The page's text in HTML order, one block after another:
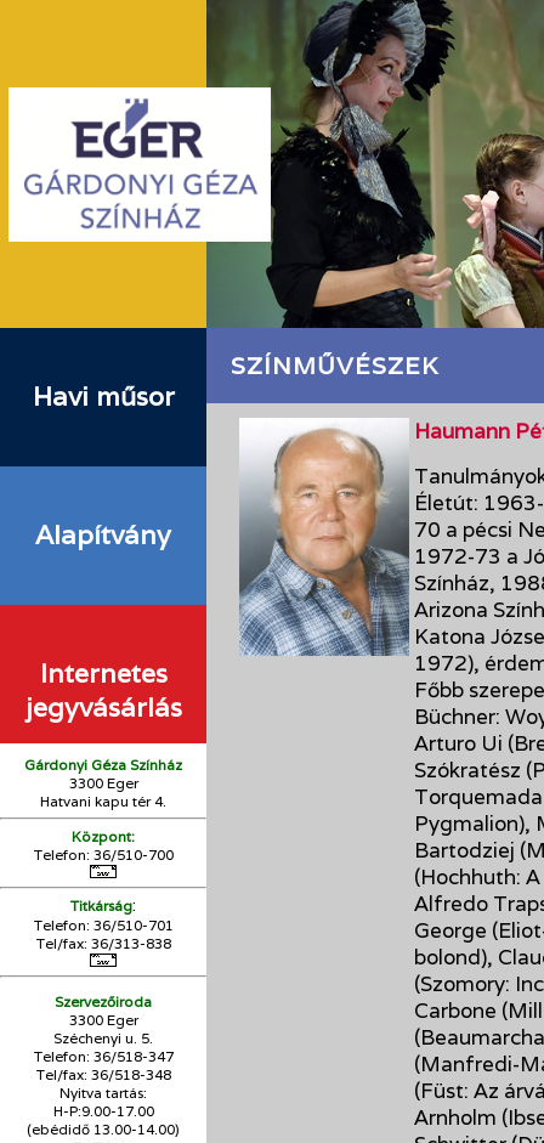
Havi műsor
Alapítvány
Internetes
jegyvásárlás
Gárdonyi Géza Színház
3300 Eger
Hatvani kapu tér 4.
Központ:
Telefon: 36/510-700
Titkárság:
Telefon: 36/510-701
Tel/fax: 36/313-838
Szervezőiroda
3300 Eger
Széchenyi u. 5.
Telefon: 36/518-347
Tel/fax: 36/518-348
Nyitva tartás:
H-P:9.00-17.00
(ebédidő 13.00-14.00)
SZÍNMŰVÉSZEK
Haumann
Életút:
70 a pécsi
1972-73 a
Színház,
Arizona
Katona
1972),
Főbb
Büchner:
Arturo Ui
Szókratész
Pygmalion),
Bartodziej
(Hochhuth:
Alfredo
George
bolond),
(Szomory:
Carbone
(Manfredi-
(Füst: Az
Arnholm